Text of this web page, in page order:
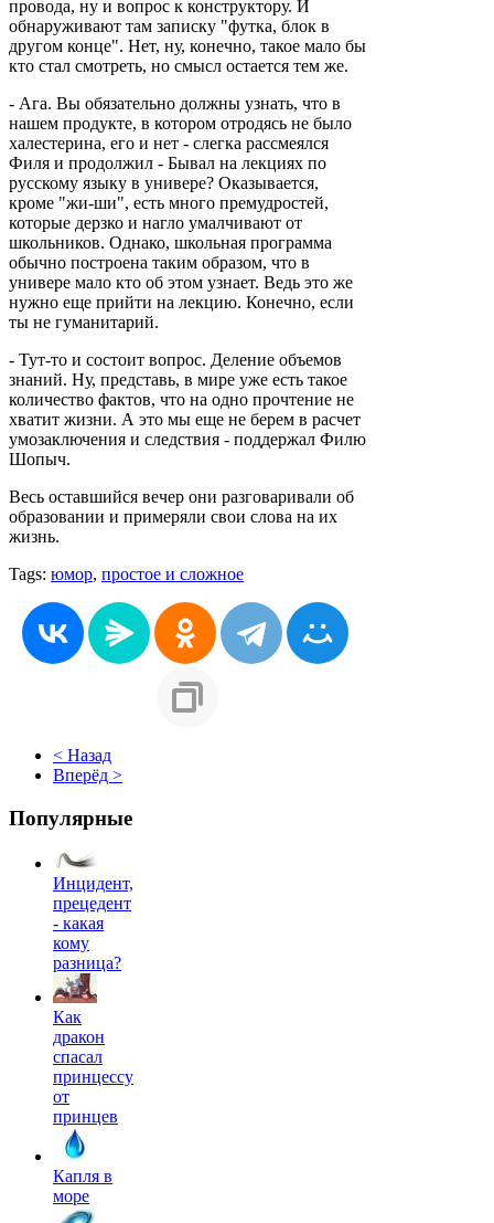
провода, ну и вопрос к конструктору. И
обнаруживают там записку "футка, блок в
другом конце". Нет, ну, конечно, такое мало бы
кто стал смотреть, но смысл остается тем же.
- Ага. Вы обязательно должны узнать, что в
нашем продукте, в котором отродясь не было
халестерина, его и нет - слегка рассмеялся
Филя и продолжил - Бывал на лекциях по
русскому языку в универе? Оказывается,
кроме "жи-ши", есть много премудростей,
которые дерзко и нагло умалчивают от
школьников. Однако, школьная программа
обычно построена таким образом, что в
универе мало кто об этом узнает. Ведь это же
нужно еще прийти на лекцию. Конечно, если
ты не гуманитарий.
- Тут-то и состоит вопрос. Деление объемов
знаний. Ну, представь, в мире уже есть такое
количество фактов, что на одно прочтение не
хватит жизни. А это мы еще не берем в расчет
умозаключения и следствия - поддержал Филю
Шопыч.
Весь оставшийся вечер они разговаривали об
образовании и примеряли свои слова на их
жизнь.
Tags: юмор, простое и сложное
< Назад
Вперёд >
Популярные
Инцидент,
прецедент
- какая
кому
разница?
Как
дракон
спасал
принцессу
от
принцев
Капля в
море